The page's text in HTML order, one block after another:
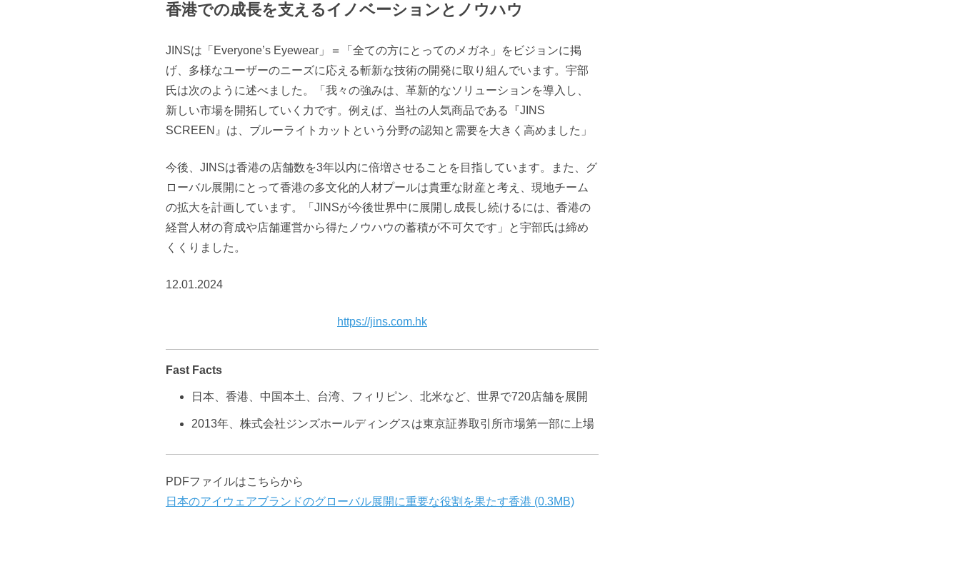
香港での成長を支えるイノベーションとノウハウ
JINSは「Everyone’s Eyewear」＝「全ての方にとってのメガネ」をビジョンに掲
げ、多様なユーザーのニーズに応える斬新な技術の開発に取り組んでいます。宇部
氏は次のように述べました。「我々の強みは、革新的なソリューションを導入し、
新しい市場を開拓していく力です。例えば、当社の人気商品である『JINS
SCREEN』は、ブルーライトカットという分野の認知と需要を大きく高めました」
今後、JINSは香港の店舗数を3年以内に倍増させることを目指しています。また、グ
ローバル展開にとって香港の多文化的人材プールは貴重な財産と考え、現地チーム
の拡大を計画しています。「JINSが今後世界中に展開し成長し続けるには、香港の
経営人材の育成や店舗運営から得たノウハウの蓄積が不可欠です」と宇部氏は締め
くくりました。
12.01.2024
https://jins.com.hk
Fast Facts
日本、香港、中国本土、台湾、フィリピン、北米など、世界で720店舗を展開
2013年、株式会社ジンズホールディングスは東京証券取引所市場第一部に上場
PDFファイルはこちらから
日本のアイウェアブランドのグローバル展開に重要な役割を果たす香港 (0.3MB)